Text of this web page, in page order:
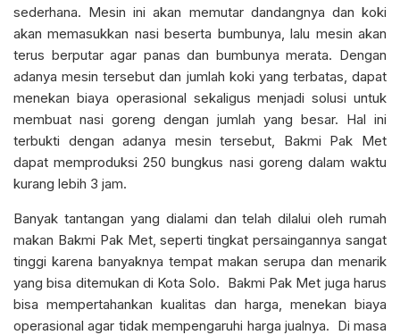
sederhana. Mesin ini akan memutar dandangnya dan koki
akan memasukkan nasi beserta bumbunya, lalu mesin akan
terus berputar agar panas dan bumbunya merata. Dengan
adanya mesin tersebut dan jumlah koki yang terbatas, dapat
menekan biaya operasional sekaligus menjadi solusi untuk
membuat nasi goreng dengan jumlah yang besar. Hal ini
terbukti dengan adanya mesin tersebut, Bakmi Pak Met
dapat memproduksi 250 bungkus nasi goreng dalam waktu
kurang lebih 3 jam.
Banyak tantangan yang dialami dan telah dilalui oleh rumah
makan Bakmi Pak Met, seperti tingkat persaingannya sangat
tinggi karena banyaknya tempat makan serupa dan menarik
yang bisa ditemukan di Kota Solo. Bakmi Pak Met juga harus
bisa mempertahankan kualitas dan harga, menekan biaya
operasional agar tidak mempengaruhi harga jualnya. Di masa